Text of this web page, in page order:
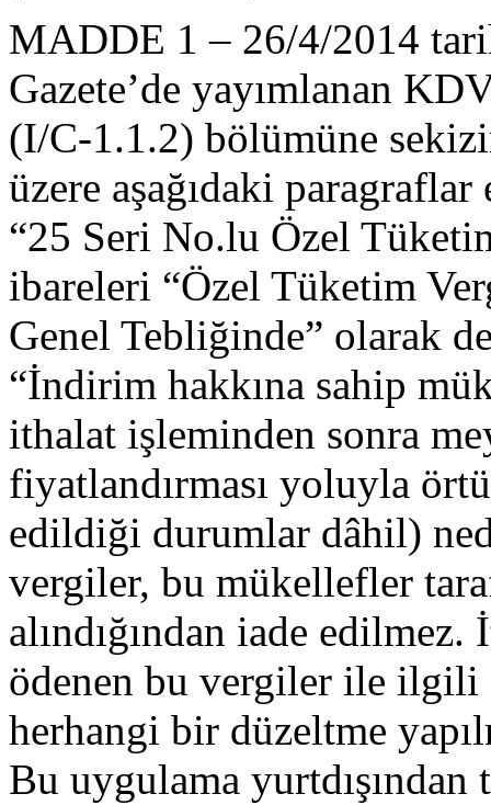
MADDE 1 – 26/4/2014
Gazete’de yayımlanan
(I/C-1.1.2) bölümüne
üzere aşağıdaki
“25 Seri No.lu Özel
ibareleri “Özel Tüketim
Genel Tebliğinde” olarak
“İndirim hakkına sahip
ithalat işleminden sonra
fiyatlandırması yoluyla
edildiği durumlar dâhil)
vergiler, bu mükellefler
alındığından iade edilmez.
ödenen bu vergiler ile ilgili
herhangi bir düzeltme
Bu uygulama